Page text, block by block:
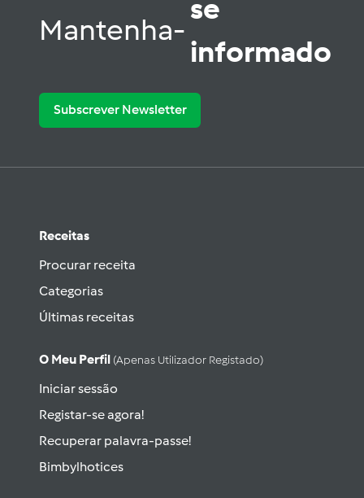
Mantenha-
se
informado
Subscrever Newsletter
Receitas
Procurar receita
Categorias
Últimas receitas
O Meu Perfil (apenas Utilizador Registado)
Iniciar sessão
Registar-se agora!
Recuperar palavra-passe!
Bimbylhotices